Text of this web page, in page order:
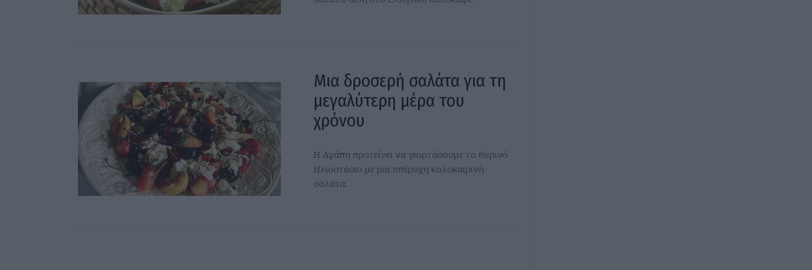
Μια δροσερή σαλάτα για τη
μεγαλύτερη μέρα του
χρόνου
Η Αγάπη προτείνει να γιορτάσουμε το Θερινό
Ηλιοστάσιο με μια υπέροχη καλοκαιρινή
σαλάτα.